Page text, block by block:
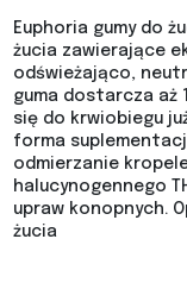
Euphoria gumy do
żucia zawierające
odświeżająco,
guma dostarcza aż
się do krwiobiegu
forma
odmierzanie
halucynogennego
upraw konopnych.
żucia